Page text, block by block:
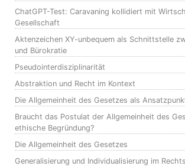
ChatGPT-Test: Caravaning kollidiert mit
Gesellschaft
Aktenzeichen XY-unbequem als Schnittstelle
und Bürokratie
Pseudointerdisziplinarität
Abstraktion und Recht im Kontext
Die Allgemeinheit des Gesetzes als
Braucht das Postulat der Allgemeinheit des
ethische Begründung?
Die Allgemeinheit des Gesetzes
Generalisierung und Individualisierung im